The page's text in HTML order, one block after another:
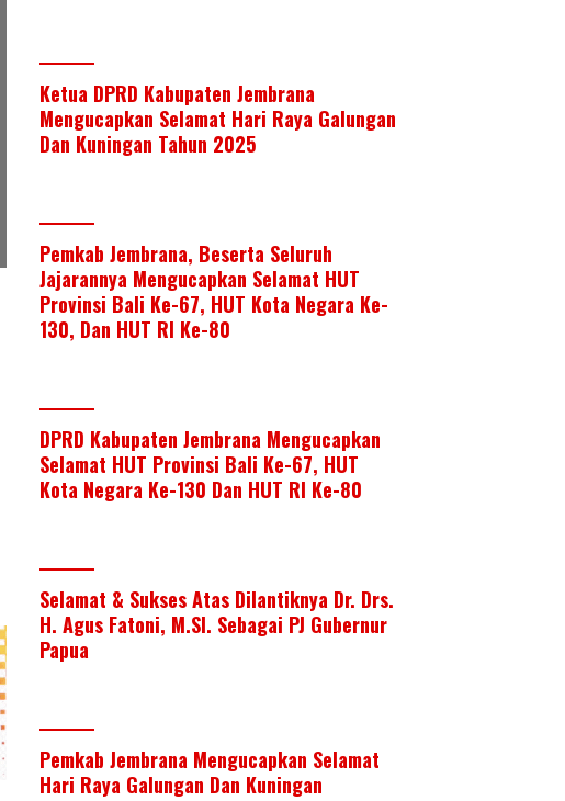
Ketua DPRD Kabupaten Jembrana
Mengucapkan Selamat Hari Raya Galungan
Dan Kuningan Tahun 2025
Pemkab Jembrana, Beserta Seluruh
Jajarannya Mengucapkan Selamat HUT
Provinsi Bali Ke-67, HUT Kota Negara Ke-
130, Dan HUT RI Ke-80
DPRD Kabupaten Jembrana Mengucapkan
Selamat HUT Provinsi Bali Ke-67, HUT
Kota Negara Ke-130 Dan HUT RI Ke-80
Selamat & Sukses Atas Dilantiknya Dr. Drs.
H. Agus Fatoni, M.SI. Sebagai PJ Gubernur
Papua
Pemkab Jembrana Mengucapkan Selamat
Hari Raya Galungan Dan Kuningan